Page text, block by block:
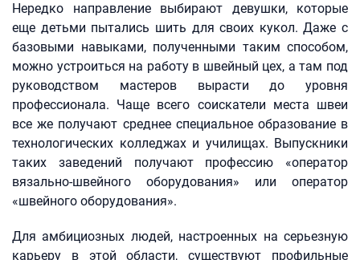
Нередко направление выбирают девушки, которые
еще детьми пытались шить для своих кукол. Даже с
базовыми навыками, полученными таким способом,
можно устроиться на работу в швейный цех, а там под
руководством мастеров вырасти до уровня
профессионала. Чаще всего соискатели места швеи
все же получают среднее специальное образование в
технологических колледжах и училищах. Выпускники
таких заведений получают профессию «оператор
вязально-швейного оборудования» или оператор
«швейного оборудования».
Для амбициозных людей, настроенных на серьезную
карьеру в этой области, существуют профильные